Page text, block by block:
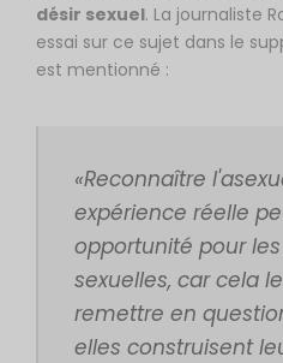
désir sexuel. La journaliste
essai sur ce sujet dans le
est mentionné :
«Reconnaître
expérience réelle
opportunité pour
sexuelles, car cela
remettre en
elles construisent